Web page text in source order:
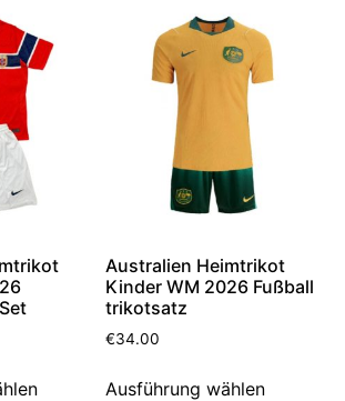
Australien Heimtrikot
Kinder WM 2026 Fußball
trikotsatz
€34.00
Ausführung wählen